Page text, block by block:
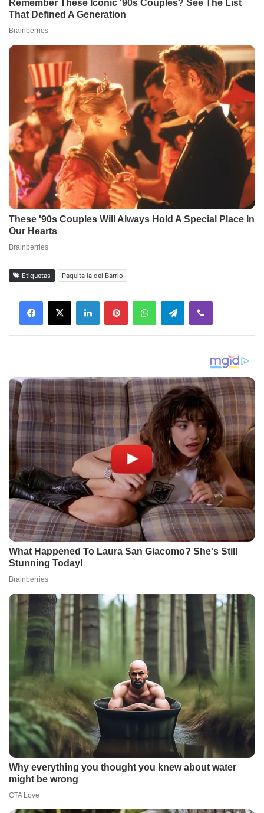
Etiquetas Paquita la del Barrio
Facebook
X LinkedInPinterestWhatsAppTelegramViber